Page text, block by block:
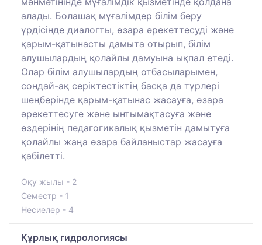
алады. Болашақ мұғалімдер білім беру
үрдісінде диалогты, өзара әрекеттесуді және
қарым-қатынасты дамыта отырып, білім
алушылардың қолайлы дамуына ықпал етеді.
Олар білім алушылардың отбасыларымен,
сондай-ақ серіктестіктің басқа да түрлері
шеңберінде қарым-қатынас жасауға, өзара
әрекеттесуге және ынтымақтасуға және
өздерінің педагогикалық қызметін дамытуға
қолайлы жаңа өзара байланыстар жасауға
қабілетті.
Оқу жылы - 2
Семестр - 1
Несиелер - 4
Құрлық гидрологиясы